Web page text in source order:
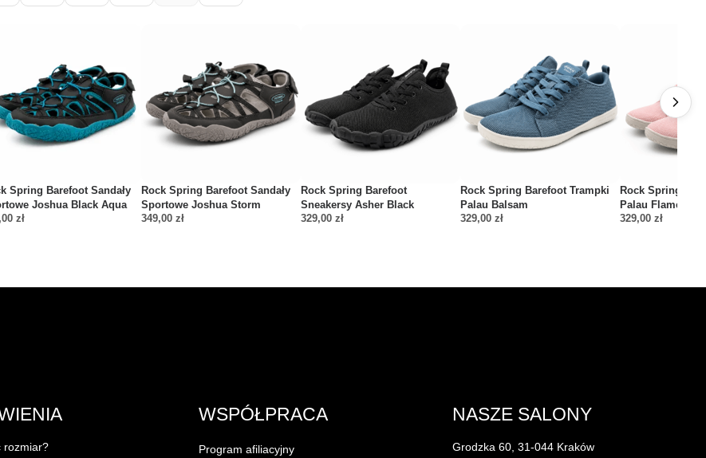
Spring Barefoot Sandały
Joshua Black Aqua
zł
Rock Spring Barefoot Sandały
Sportowe Joshua Storm
349,00 zł
Rock Spring Barefoot
Sneakersy Asher Black
329,00 zł
Rock Spring Barefoot Trampki
Palau Balsam
329,00 zł
Rock Spring
Palau Flamengo
329,00 zł
rozmiar?
WSPÓŁPRACA
Program afiliacyjny
NASZE SALONY
Grodzka 60, 31-044 Kraków